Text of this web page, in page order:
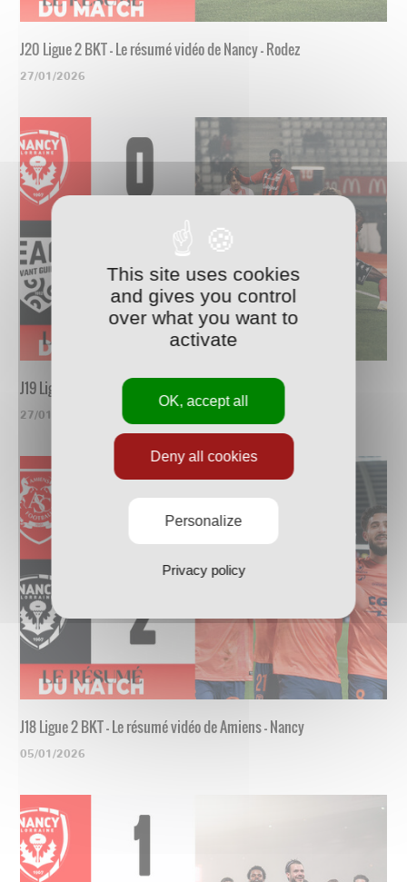
J20 Ligue 2 BKT - Le résumé vidéo de Nancy - Rodez
27/01/2026
J19 Ligue 2 BKT - Le résumé vidéo de Nancy - Guingamp
27/01/2026
J18 Ligue 2 BKT - Le résumé vidéo de Amiens - Nancy
05/01/2026
This site uses cookies
and gives you control
over what you want to
activate
OK, accept all
Deny all cookies
Personalize
Privacy policy